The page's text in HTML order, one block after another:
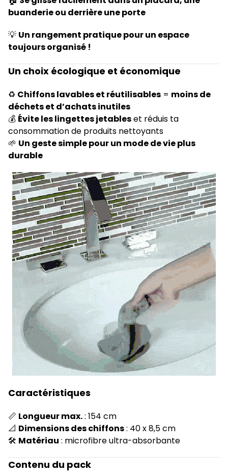
buanderie ou derrière une porte
💡 Un rangement pratique pour un espace
toujours organisé !
Un choix écologique et économique
♻️ Chiffons lavables et réutilisables = moins de
déchets et d’achats inutiles
💰 Évite les lingettes jetableset réduis ta
consommation de produits nettoyants
🌱 Un geste simple pour un mode de vie plus
durable
Caractéristiques
📏 Longueur max.: 154 cm
📐 Dimensions des chiffons: 40 x 8,5 cm
🛠 Matériau : microfibre ultra-absorbante
Contenu du pack